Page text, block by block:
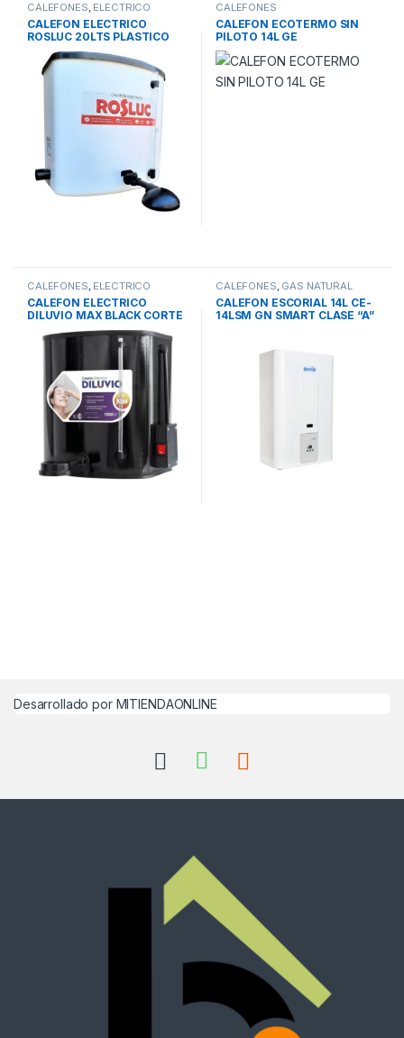
CALEFONES, ELECTRICO
CALEFON ELECTRICO
ROSLUC 20LTS PLASTICO
RESISTENCIA
BRONCE4MPV2
CALEFONES
CALEFON ECOTERMO SIN
PILOTO 14L GE
CALEFONES, ELECTRICO
CALEFON ELECTRICO
DILUVIO MAX BLACK CORTE
SEGURIDAD
CALEFONES, GAS NATURAL
CALEFON ESCORIAL 14L CE-
14LSM GN SMART CLASE “A”
Desarrollado por MITIENDAONLINE